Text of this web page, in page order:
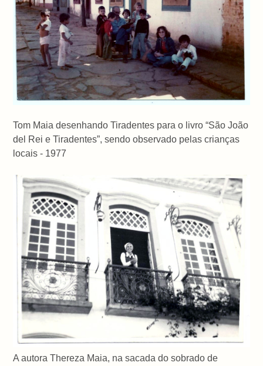
Tom Maia desenhando Tiradentes para o livro “São João
del Rei e Tiradentes”, sendo observado pelas crianças
locais - 1977
A autora Thereza Maia, na sacada do sobrado de